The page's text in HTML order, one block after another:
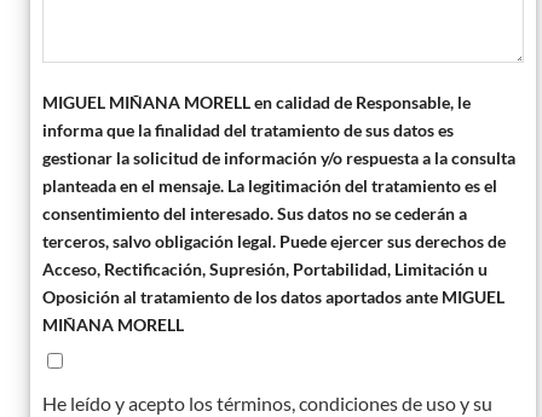
MIGUEL MIÑANA MORELL en calidad de Responsable, le
informa que la finalidad del tratamiento de sus datos es
gestionar la solicitud de información y/o respuesta a la consulta
planteada en el mensaje. La legitimación del tratamiento es el
consentimiento del interesado. Sus datos no se cederán a
terceros, salvo obligación legal. Puede ejercer sus derechos de
Acceso, Rectificación, Supresión, Portabilidad, Limitación u
Oposición al tratamiento de los datos aportados ante MIGUEL
MIÑANA MORELL
He leído y acepto los términos, condiciones de uso y su